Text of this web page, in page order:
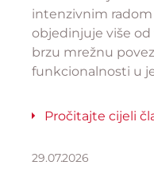
intenzivnim radom
objedinjuje više od
brzu mrežnu
funkcionalnosti u
Pročitajte cijeli
29.07.2026